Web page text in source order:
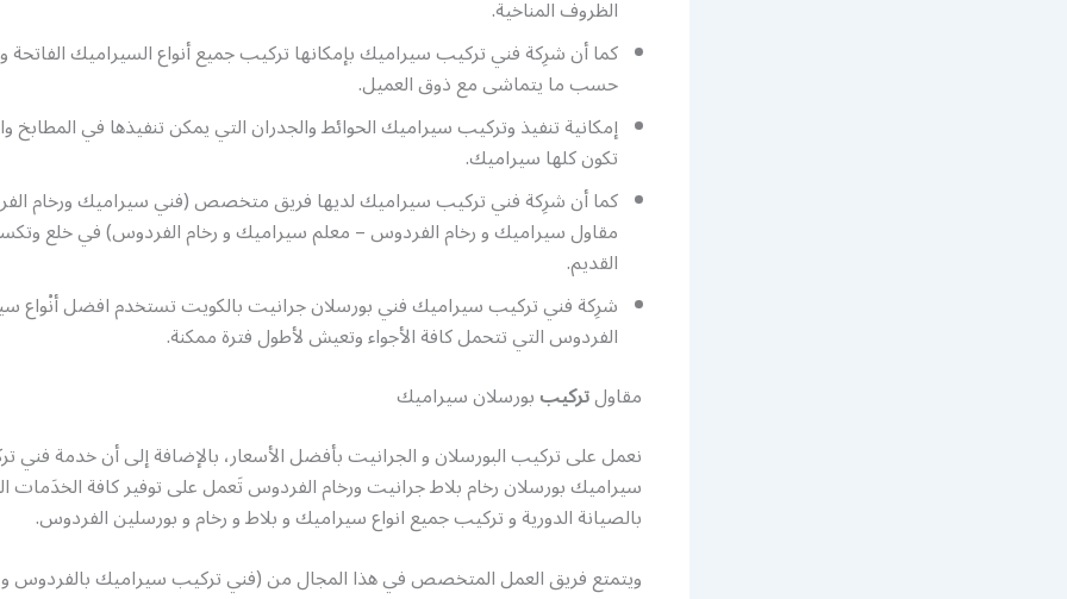
الظروف المناخية.
كما أن شرِكة فني تركيب سيراميك بإمكانها تركيب جميع أنواع السيراميك الفاتحة
حسب ما يتماشى مع ذوق العميل.
إمكانية تنفيذ وتركيب سيراميك الحوائط والجدران التي يمكن تنفيذها في المطابخ
تكون كلها سيراميك.
كما أن شرِكة فني تركيب سيراميك لديها فريق متخصص (فني سيراميك ورخام
مقاول سيراميك و رخام الفردوس – معلم سيراميك و رخام الفردوس) في خلع
القديم.
شرِكة فني تركيب سيراميك فني بورسلان جرانيت بالكويت تستخدم افضل أنْواع
الفردوس التي تتحمل كافة الأجواء وتعيش لأطول فترة ممكنة.
مقاولتركيببورسلان سيراميك
نعمل على تركيب البورسلان و الجرانيت بأفضل الأسعار، بالإضافة إلى أن خدمة فني
سيراميك بورسلان رخام بلاط جرانيت ورخام الفردوس تَعمل على توفير كافة الخدَمات
بالصيانة الدورية و تركيب جميع انواع سيراميك و بلاط و رخام و بورسلين الفردوس.
ويتمتع فريق العمل المتخصص في هذا المجال من (فني تركيب سيراميك بالفردوس